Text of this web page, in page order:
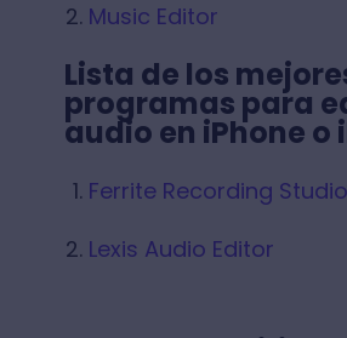
Music Editor
Lista de los
programas para
audio en iPhone o
Ferrite Recording Studio
Lexis Audio Editor